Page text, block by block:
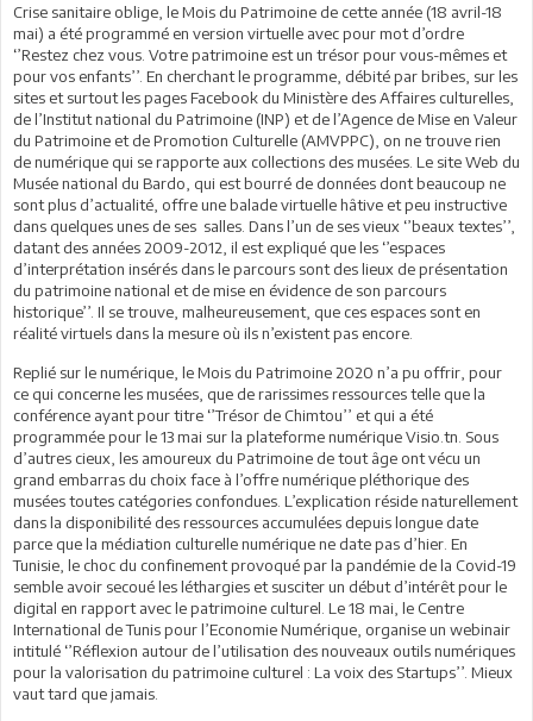
Crise sanitaire oblige, le Mois du Patrimoine de cette année (18 avril-18
mai) a été programmé en version virtuelle avec pour mot d’ordre
‘’Restez chez vous. Votre patrimoine est un trésor pour vous-mêmes et
pour vos enfants’’. En cherchant le programme, débité par bribes, sur les
sites et surtout les pages Facebook du Ministère des Affaires culturelles,
de l’Institut national du Patrimoine (INP) et de l’Agence de Mise en Valeur
du Patrimoine et de Promotion Culturelle (AMVPPC), on ne trouve rien
de numérique qui se rapporte aux collections des musées. Le site Web du
Musée national du Bardo, qui est bourré de données dont beaucoup ne
sont plus d’actualité, offre une balade virtuelle hâtive et peu instructive
dans quelques unes de ses salles. Dans l’un de ses vieux ‘’beaux textes’’,
datant des années 2009-2012, il est expliqué que les ‘’espaces
d’interprétation insérés dans le parcours sont des lieux de présentation
du patrimoine national et de mise en évidence de son parcours
historique’’. Il se trouve, malheureusement, que ces espaces sont en
réalité virtuels dans la mesure où ils n’existent pas encore.
Replié sur le numérique, le Mois du Patrimoine 2020 n’a pu offrir, pour
ce qui concerne les musées, que de rarissimes ressources telle que la
conférence ayant pour titre ‘’Trésor de Chimtou’’ et qui a été
programmée pour le 13 mai sur la plateforme numérique Visio.tn. Sous
d’autres cieux, les amoureux du Patrimoine de tout âge ont vécu un
grand embarras du choix face à l’offre numérique pléthorique des
musées toutes catégories confondues. L’explication réside naturellement
dans la disponibilité des ressources accumulées depuis longue date
parce que la médiation culturelle numérique ne date pas d’hier. En
Tunisie, le choc du confinement provoqué par la pandémie de la Covid-19
semble avoir secoué les léthargies et susciter un début d’intérêt pour le
digital en rapport avec le patrimoine culturel. Le 18 mai, le Centre
International de Tunis pour l’Economie Numérique, organise un webinair
intitulé ‘’Réflexion autour de l’utilisation des nouveaux outils numériques
pour la valorisation du patrimoine culturel : La voix des Startups’’. Mieux
vaut tard que jamais.